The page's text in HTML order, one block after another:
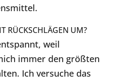
RÜCKSCHLÄGEN UM?
weil
immer den größten
Ich versuche das